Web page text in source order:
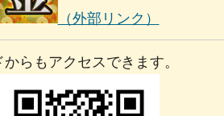
（外部リンク）
らもアクセスできます。